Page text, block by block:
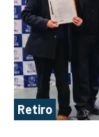
Retiro